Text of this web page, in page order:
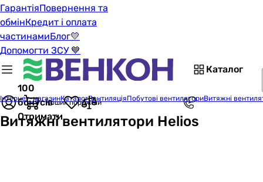
ГарантіяПовернення та
обмінКредит і оплата
частинамиБлог💛
Допомогти ЗСУ 💙
Каталог
100
бонусів
Отримати
Кошик порожній
Інтернет-магазинКаталогВентиляціяПобутові вентиляториВитяжні
Витяжні вентилятори Helios